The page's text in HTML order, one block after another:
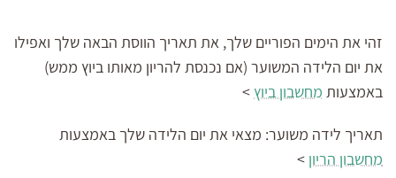
זהי את הימים הפוריים שלך, את תאריך הווסת הבאה שלך ואפילו
את יום הלידה המשוער (אם נכנסת להריון מאותו ביוץ ממש)
באמצעות מחשבון ביוץ >
תאריך לידה משוער: מצאי את יום הלידה שלך באמצעות
מחשבון הריון >